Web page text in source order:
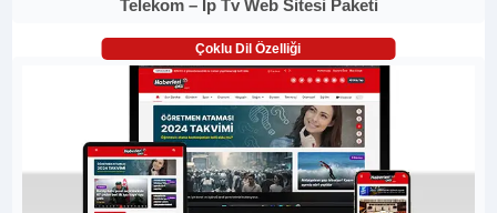
Telekom – İp Tv Web Sitesi Paketi
Çoklu Dil Özelliği